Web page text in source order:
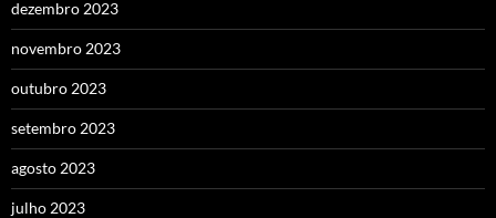
dezembro 2023
novembro 2023
outubro 2023
setembro 2023
agosto 2023
julho 2023